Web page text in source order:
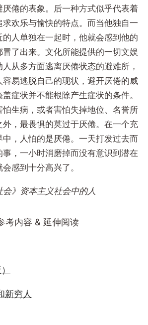
厌倦的表象。后一种方式似乎代表着
求欢乐与愉快的特点。而当他独自一
的人单独在一起时，他就会感到他的
了出来。文化所能提供的一切文娱
从多方面逃离厌倦状态的避难所，
容易逃脱自己的现状，避开厌倦的威
症状并不能根除产生症状的条件。
怕生病，或者害怕失掉地位、名誉所
外，最畏惧的莫过于厌倦。在一个充
中，人怕的是厌倦。一天打发过去而
，一小时消磨掉而没有意识到潜在
感到十分高兴了。
》资本主义社会中的人
考内容 & 延伸阅读
新穷人